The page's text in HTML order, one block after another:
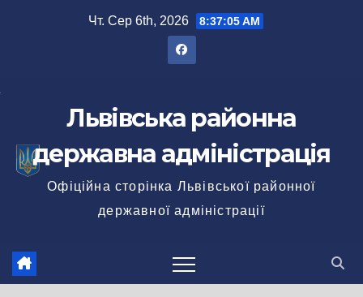
Чт. Сер 6th, 2026 8:37:05 AM
Львівська районна
державна адміністрація
Офіційна сторінка Львівської районної
державної адміністрації